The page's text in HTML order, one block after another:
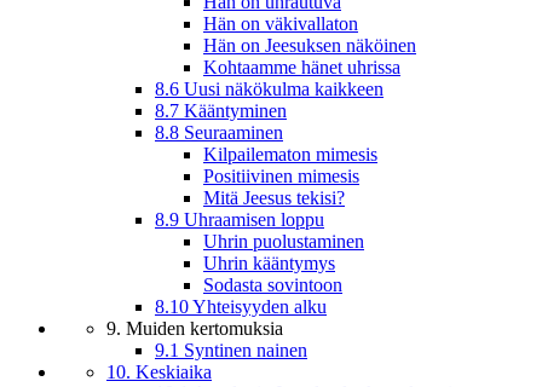
Hän on väkivallaton
Hän on Jeesuksen näköinen
Kohtaamme hänet uhrissa
8.6 Uusi näkökulma kaikkeen
8.7 Kääntyminen
8.8 Seuraaminen
Kilpailematon mimesis
Positiivinen mimesis
Mitä Jeesus tekisi?
8.9 Uhraamisen loppu
Uhrin puolustaminen
Uhrin kääntymys
Sodasta sovintoon
8.10 Yhteisyyden alku
9. Muiden kertomuksia
9.1 Syntinen nainen
10. Keskiaika